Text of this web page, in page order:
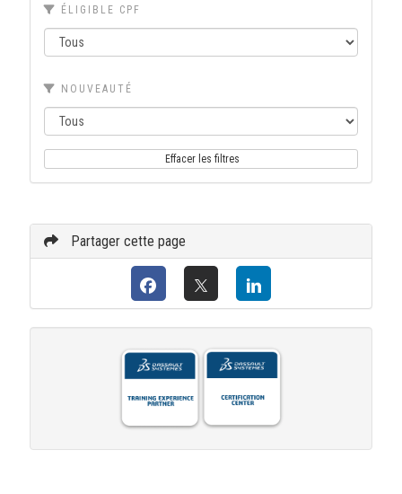
ÉLIGIBLE CPF
NOUVEAUTÉ
Effacer les filtres
Partager cette page